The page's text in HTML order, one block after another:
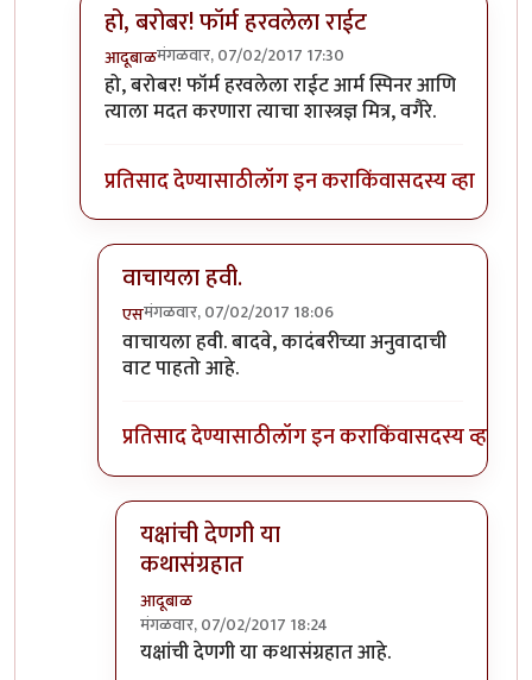
हो, बरोबर! फॉर्म हरवलेला राईट
आदूबाळमंगळवार, 07/02/2017 17:30
In reply toथ्री-डी मोबियस स्ट्रिपचीbyअनुप ढेरे
हो, बरोबर! फॉर्म हरवलेला राईट आर्म स्पिनर आणि
त्याला मदत करणारा त्याचा शास्त्रज्ञ मित्र, वगैरे.
प्रतिसाद देण्यासाठीलॉग इन कराकिंवासदस्य व्हा
वाचायला हवी.
एसमंगळवार, 07/02/2017 18:06
In reply toहो, बरोबर! फॉर्म हरवलेला राईटby
वाचायला हवी. बादवे, कादंबरीच्या अनुवादाची
वाट पाहतो आहे.
प्रतिसाद देण्यासाठीलॉग इन कराकिंवासदस्य व्हा
यक्षांची देणगी या
कथासंग्रहात
आदूबाळ
मंगळवार, 07/02/2017 18:24
In reply toवाचायला हवी.byएस
यक्षांची देणगी या कथासंग्रहात आहे.